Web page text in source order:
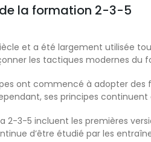
la formation 2-3-5
et a été largement utilisée
les tactiques modernes du
ont commencé à adopter
ses principes
2-3-5 incluent les premières
d’être étudié par les